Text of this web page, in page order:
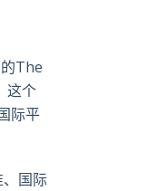
The
这个
际平
国际